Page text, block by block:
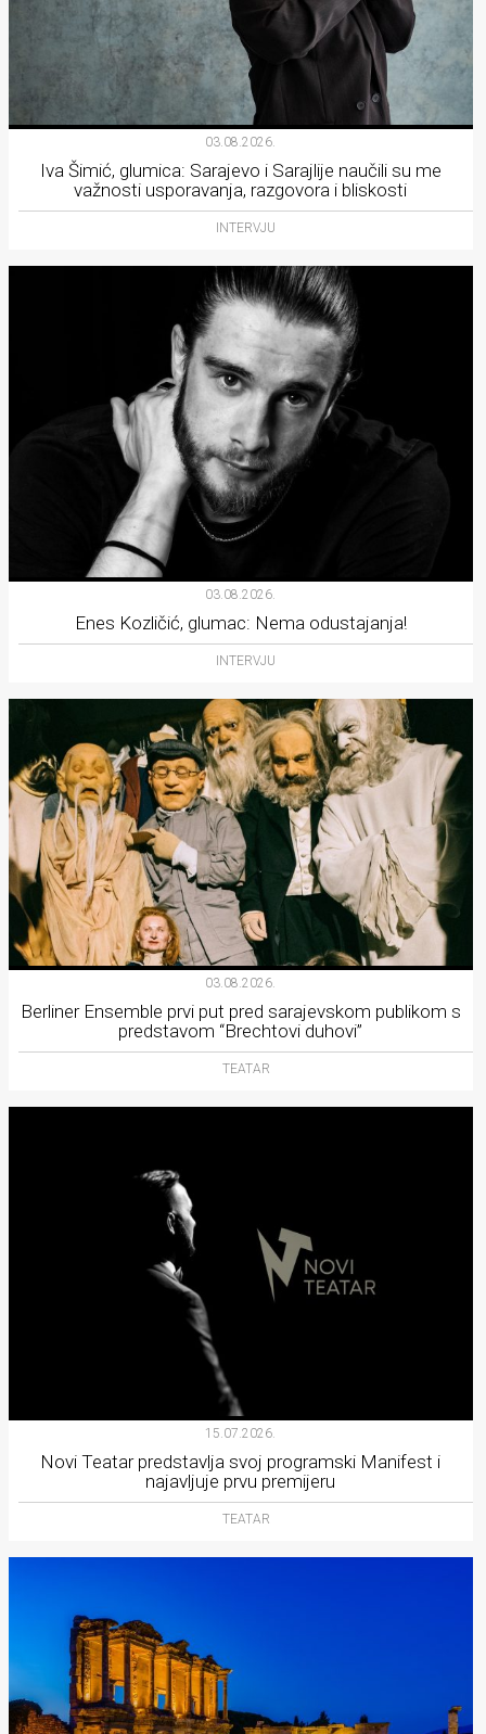
03.08.2026.
Iva Šimić, glumica: Sarajevo i Sarajlije naučili su me
važnosti usporavanja, razgovora i bliskosti
INTERVJU
03.08.2026.
Enes Kozličić, glumac: Nema odustajanja!
INTERVJU
03.08.2026.
Berliner Ensemble prvi put pred sarajevskom publikom s
predstavom “Brechtovi duhovi”
TEATAR
15.07.2026.
Novi Teatar predstavlja svoj programski Manifest i
najavljuje prvu premijeru
TEATAR